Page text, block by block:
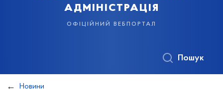
адміністрація
офіційний вебпортал
Пошук
Новини